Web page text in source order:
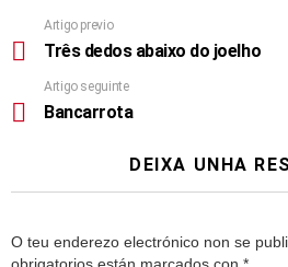
Artigo previo
Três dedos abaixo do joelho
Artigo seguinte
Bancarrota
DEIXA UNHA
O teu enderezo electrónico non se
obrigatorios están marcados con *